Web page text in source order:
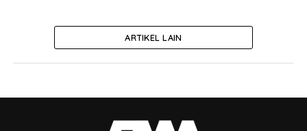
ARTIKEL LAIN